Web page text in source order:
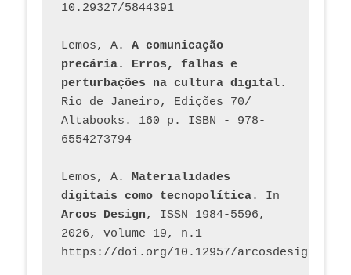
10.29327/5844391
Lemos, A. A comunicação
precária. Erros, falhas e
perturbações na cultura digital.
Rio de Janeiro, Edições 70/
Altabooks. 160 p. ISBN - 978-
6554273794
Lemos, A. Materialidades
digitais como tecnopolítica
Arcos Design, ISSN 1984-5596,
2026, volume 19, n.1
https://doi.org/10.12957/